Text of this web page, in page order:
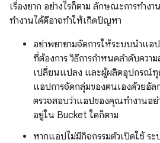
เรื่องยาก อย่างไรก็ตาม ลักษณะการทำง
ทำงานได้ดีอาจทำให้เกิดปัญหา
อย่าพยายามจัดการให้ระบบนำแ
ที่ต้องการ วิธีการกำหนดลำดับควา
เปลี่ยนแปลง และผู้ผลิตอุปกรณ์ทุ
แอปการจัดกลุ่มของตนเองด้วยอั
ตรวจสอบว่าแอปของคุณทำงานอย่
อยู่ใน Bucket ใดก็ตาม
หากแอปไม่มีกิจกรรมตัวเปิดใช้ ร